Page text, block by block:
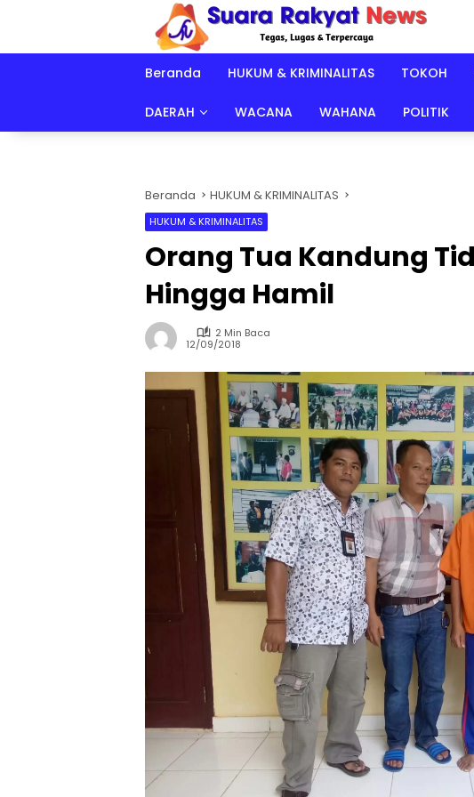
Beranda HUKUM & KRIMINALITAS TOKOH
DAERAH WACANA WAHANA POLITIK
Beranda HUKUM & KRIMINALITAS
HUKUM & KRIMINALITAS
Orang Tua Kandung
Hingga Hamil
2 Min Baca
12/09/2018